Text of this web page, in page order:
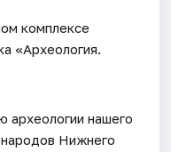
комплексе
«Археология.
археологии нашего
народов Нижнего